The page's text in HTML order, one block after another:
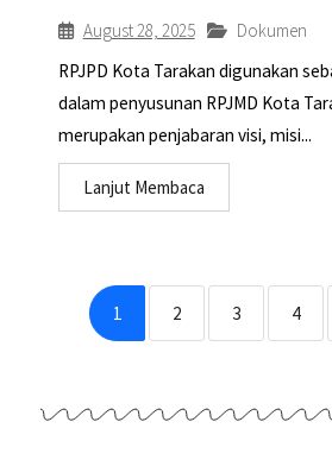
August 28, 2025
Dokumen
RPJPD Kota Tarakan digunakan
dalam penyusunan RPJMD Kota
merupakan penjabaran visi, misi...
Lanjut Membaca
1 2 3 4